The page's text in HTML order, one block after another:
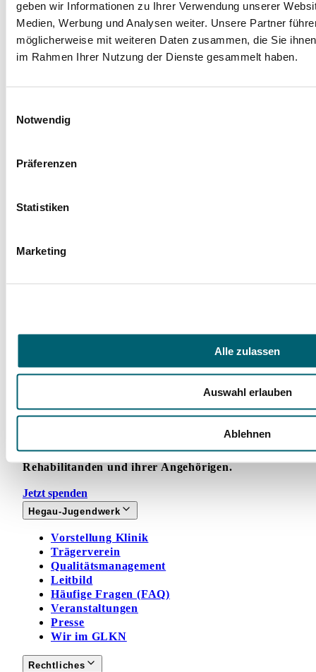
geben wir Informationen zu Ihrer Verwendung unserer
Medien, Werbung und Analysen weiter. Unsere Partner
möglicherweise mit weiteren Daten zusammen, die Sie
im Rahmen Ihrer Nutzung der Dienste gesammelt haben.
Notwendig
Präferenzen
Statistiken
Marketing
Alle zulassen
Auswahl erlauben
Ablehnen
YouTube
Spenden
Mit Ihrer Spende fördern Sie Projekte zugunsten
unserer jungen Rehabilitandinnen und
Rehabilitanden und ihrer Angehörigen.
Jetzt spenden
Hegau-Jugendwerk
Vorstellung Klinik
Trägerverein
Qualitätsmanagement
Leitbild
Häufige Fragen (FAQ)
Veranstaltungen
Presse
Wir im GLKN
Rechtliches